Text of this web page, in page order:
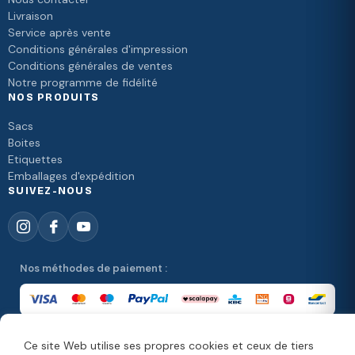
Ce site Web utilise ses propres cookies et ceux de tiers
Livraison
Service après vente
Conditions générales d'impression
Conditions générales de ventes
Notre programme de fidélité
NOS PRODUITS
Sacs
Boites
Etiquettes
Emballages d'expédition
SUIVEZ-NOUS
Nos méthodes de paiement :
Nos méthodes de livraison :